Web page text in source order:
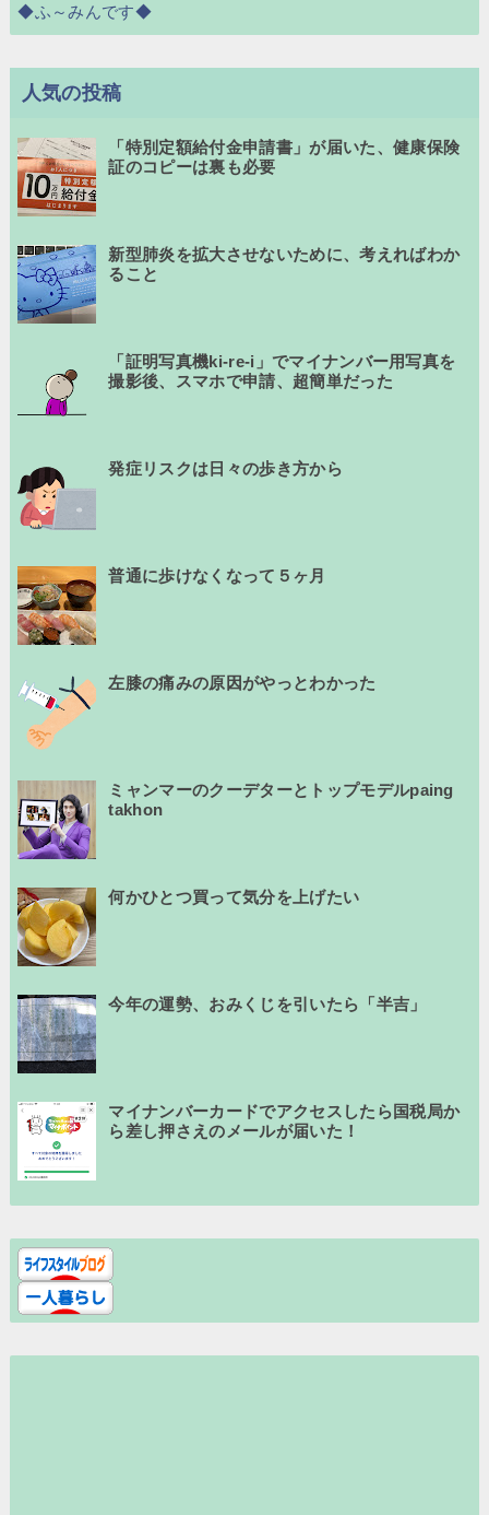
◆ふ～みんです◆
人気の投稿
「特別定額給付金申請書」が届いた、健康保険
証のコピーは裏も必要
新型肺炎を拡大させないために、考えればわか
ること
「証明写真機ki-re-i」でマイナンバー用写真を
撮影後、スマホで申請、超簡単だった
発症リスクは日々の歩き方から
普通に歩けなくなって５ヶ月
左膝の痛みの原因がやっとわかった
ミャンマーのクーデターとトップモデルpaing
takhon
何かひとつ買って気分を上げたい
今年の運勢、おみくじを引いたら「半吉」
マイナンバーカードでアクセスしたら国税局か
ら差し押さえのメールが届いた！